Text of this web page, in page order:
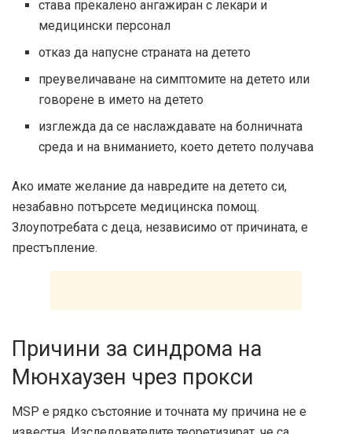
става прекалено ангажиран с лекари и
медицински персонал
отказ да напусне страната на детето
преувеличаване на симптомите на детето или
говорене в името на детето
изглежда да се наслаждавате на болничната
среда и на вниманието, което детето получава
Ако имате желание да навредите на детето си,
незабавно потърсете медицинска помощ.
Злоупотребата с деца, независимо от причината, е
престъпление.
Причини за синдрома на
Мюнхаузен чрез прокси
MSP е рядко състояние и точната му причина не е